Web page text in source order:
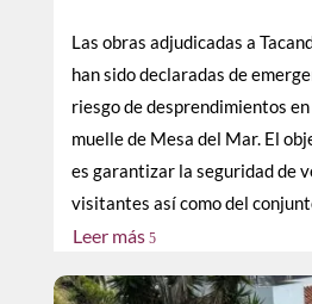
Las obras adjudicadas a
han sido declaradas de
riesgo de desprendimientos
muelle de Mesa del Mar. El
es garantizar la seguridad de
visitantes así como del
Leer más 5